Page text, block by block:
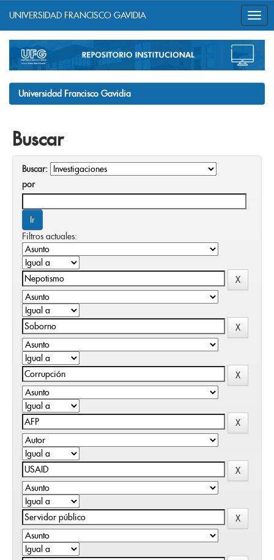
navigation
UNIVERSIDAD FRANCISCO GAVIDIA
Universidad Francisco Gavidia
Buscar
Buscar:
por
Filtros actuales: